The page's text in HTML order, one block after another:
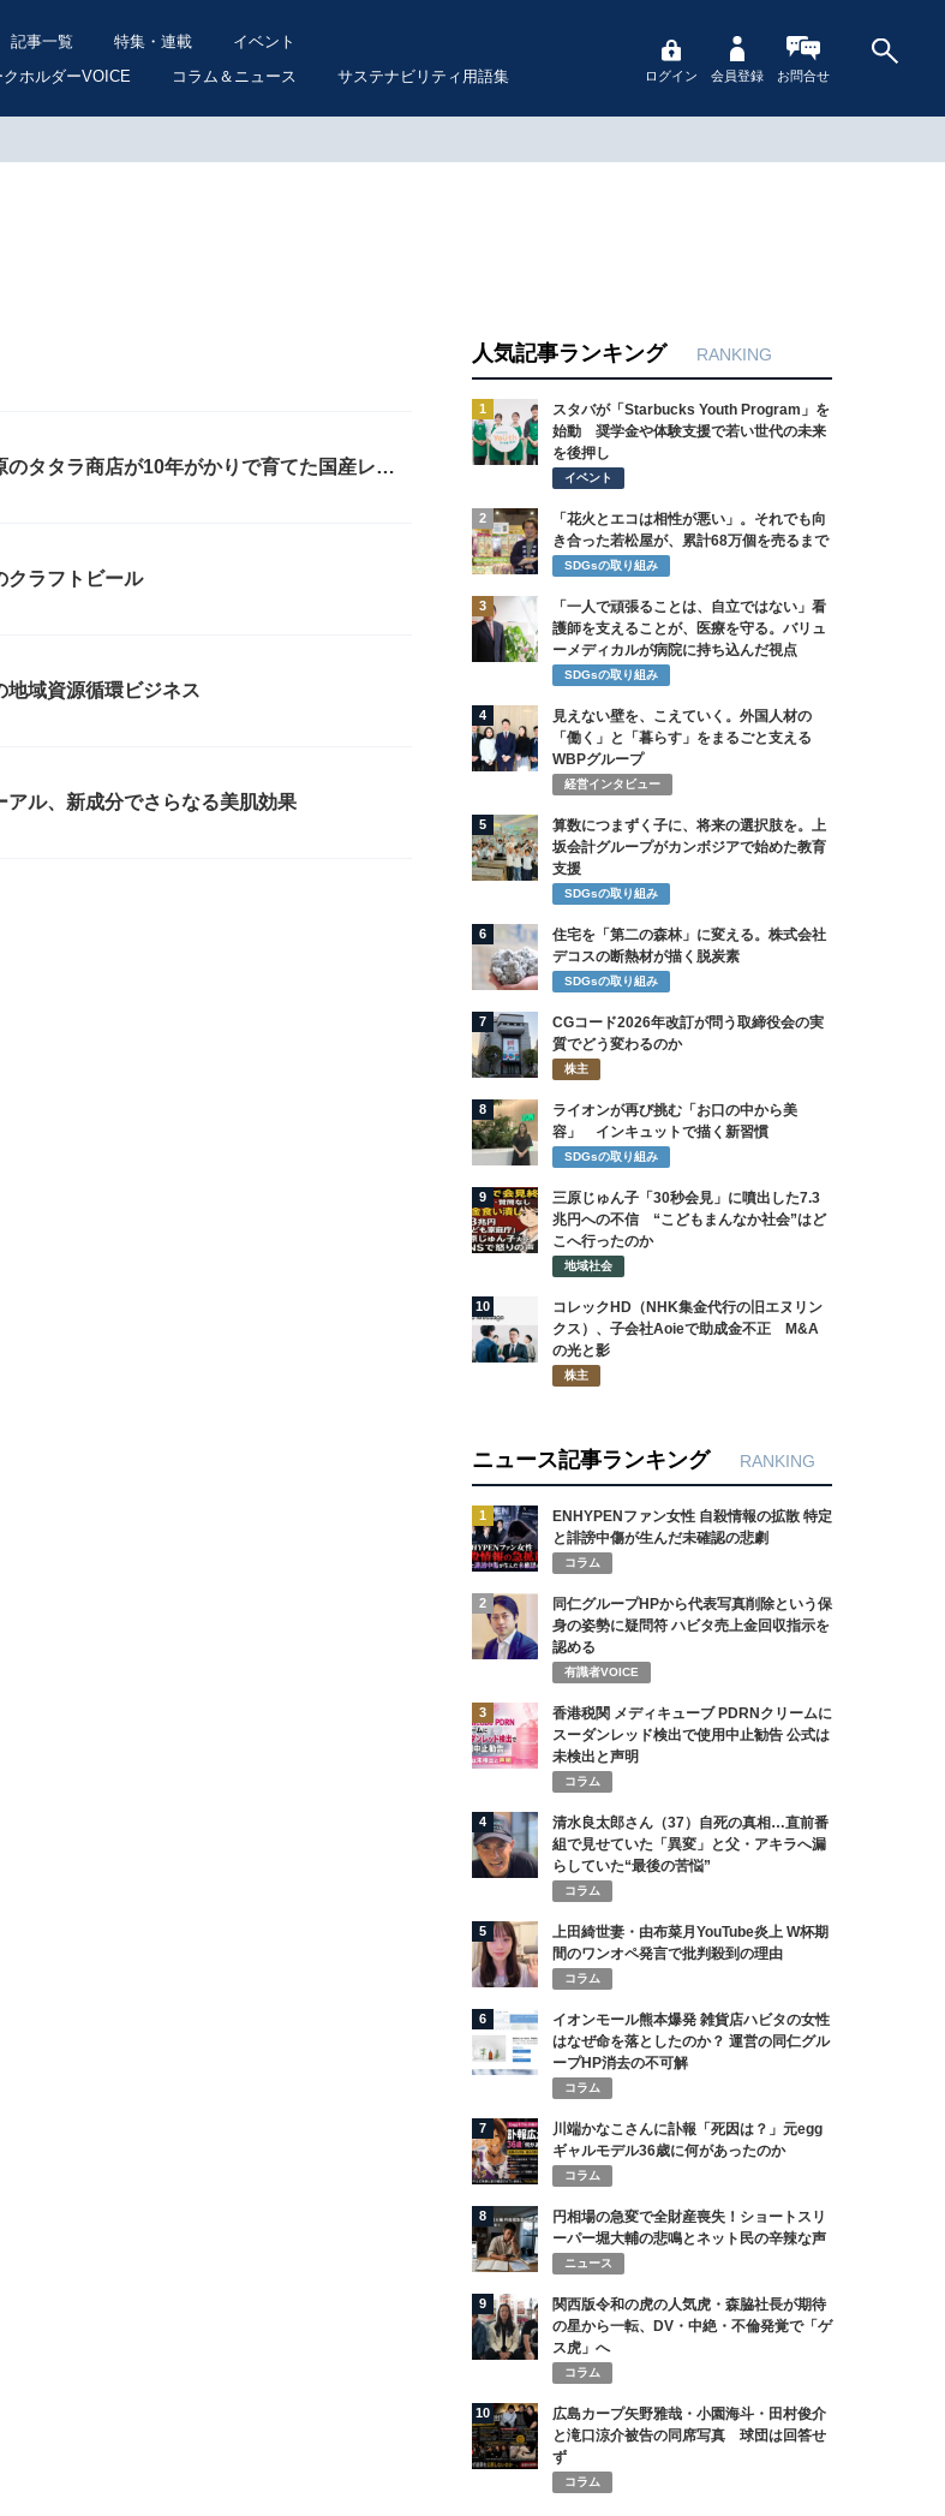
記事一覧 特集・連載
イベント
クホルダーVOICE コラム＆ニュース サステナビリティ用語集 ログイン 会員登録 お問合せ
タタラ商店が10年がかりで育てた国産レモ
クラフトビール
地域資源循環ビジネス
ル、新成分でさらなる美肌効果
人気記事ランキング RANKING
1
スタバが「Starbucks Youth Program」を
始動 奨学金や体験支援で若い世代の未来
を後押し
イベント
2
「花火とエコは相性が悪い」。それでも向
き合った若松屋が、累計68万個を売るまで
SDGsの取り組み
3
「一人で頑張ることは、自立ではない」看
護師を支えることが、医療を守る。バリュ
ーメディカルが病院に持ち込んだ視点
SDGsの取り組み
4
見えない壁を、こえていく。外国人材の
「働く」と「暮らす」をまるごと支える
WBPグループ
経営インタビュー
5
算数につまずく子に、将来の選択肢を。上
坂会計グループがカンボジアで始めた教育
支援
SDGsの取り組み
6
住宅を「第二の森林」に変える。株式会社
デコスの断熱材が描く脱炭素
SDGsの取り組み
7
CGコード2026年改訂が問う取締役会の実
質でどう変わるのか
株主
8
ライオンが再び挑む「お口の中から美
容」 インキュットで描く新習慣
SDGsの取り組み
9
三原じゅん子「30秒会見」に噴出した7.3
兆円への不信 “こどもまんなか社会”はど
こへ行ったのか
地域社会
10
コレックHD（NHK集金代行の旧エヌリン
クス）、子会社Aoieで助成金不正 M&A
の光と影
株主
ニュース記事ランキング RANKING
1
ENHYPENファン女性 自殺情報の拡散 特定
と誹謗中傷が生んだ未確認の悲劇
コラム
2
同仁グループHPから代表写真削除という保
身の姿勢に疑問符 ハビタ売上金回収指示を
認める
有識者VOICE
3
香港税関 メディキューブ PDRNクリームに
スーダンレッド検出で使用中止勧告 公式は
未検出と声明
コラム
4
清水良太郎さん（37）自死の真相…直前番
組で見せていた「異変」と父・アキラへ漏
らしていた“最後の苦悩”
コラム
5
上田綺世妻・由布菜月YouTube炎上 W杯期
間のワンオペ発言で批判殺到の理由
コラム
6
イオンモール熊本爆発 雑貨店ハビタの女性
はなぜ命を落としたのか？ 運営の同仁グル
ープHP消去の不可解
コラム
7
川端かなこさんに訃報「死因は？」元egg
ギャルモデル36歳に何があったのか
コラム
8
円相場の急変で全財産喪失！ショートスリ
ーパー堀大輔の悲鳴とネット民の辛辣な声
ニュース
9
関西版令和の虎の人気虎・森脇社長が期待
の星から一転、DV・中絶・不倫発覚で「ゲ
ス虎」へ
コラム
10
広島カープ矢野雅哉・小園海斗・田村俊介
と滝口涼介被告の同席写真 球団は回答せ
ず
コラム